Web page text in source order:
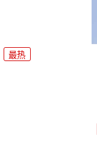
最热